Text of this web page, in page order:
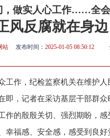
，做实人心工作……全
风反腐就在身边
站 发布时间： 2025-01-05 08:50:12
工作，纪检监察机关在维护
即，记者在采访基层干部群
作的殷殷关切、强烈期盼，
幸福感、安全感，感受到良